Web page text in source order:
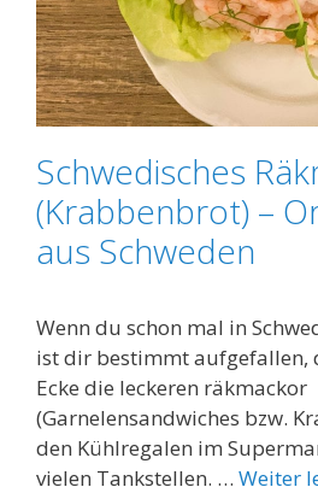
Schwedisches
(Krabbenbrot) –
aus Schweden
Wenn du schon mal in
ist dir bestimmt aufgefallen,
Ecke die leckeren räkmackor
(Garnelensandwiches bzw.
den Kühlregalen im
vielen Tankstellen. … Weiter